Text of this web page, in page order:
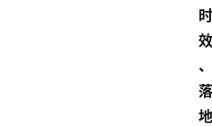
时
效
、
落
地